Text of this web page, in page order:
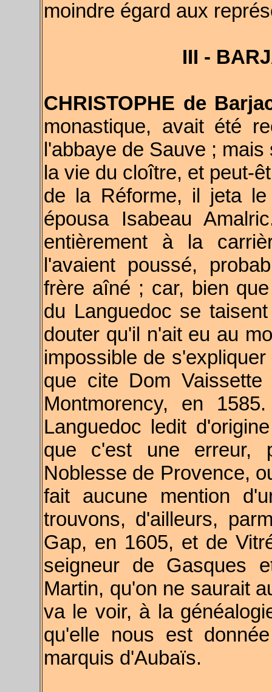
moindre égard aux
III -
CHRISTOPHE de
monastique, avait été
l'abbaye de Sauve ;
la vie du cloître, et peut-
de la Réforme, il jeta
épousa Isabeau
entièrement à la
l'avaient poussé,
frère aîné ; car, bien
du Languedoc se
douter qu'il n'ait eu au
impossible de
que cite Dom
Montmorency, en
Languedoc ledit
que c'est une erreur,
Noblesse de Provence,
fait aucune mention
trouvons, d'ailleurs,
Gap, en 1605, et de
seigneur de Gasques
Martin, qu'on ne saurait
va le voir, à la
qu'elle nous est
marquis d'Aubaïs.